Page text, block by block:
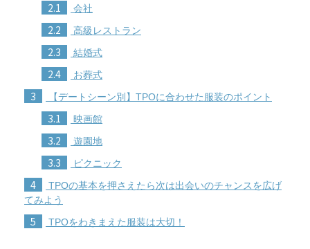
2.1 会社
2.2 高級レストラン
2.3 結婚式
2.4 お葬式
3 【デートシーン別】TPOに合わせた服装のポイント
3.1 映画館
3.2 遊園地
3.3 ピクニック
4
TPOの基本を押さえたら次は出会いのチャンスを広げ
てみよう
5 TPOをわきまえた服装は大切！